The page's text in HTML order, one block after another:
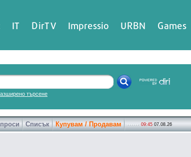
IT DirTV Impressio URBN Games
търсене
Списък Купувам / Продавам 09:45 07.08.26